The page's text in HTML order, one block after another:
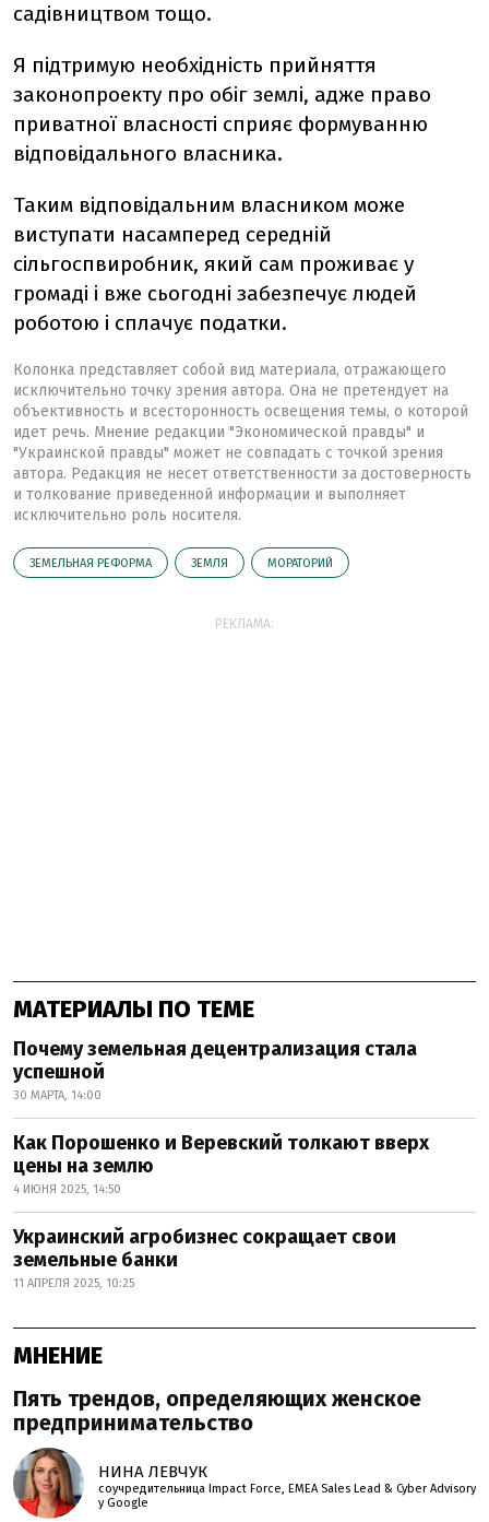
садівництвом тощо.
Я підтримую необхідність прийняття
законопроекту про обіг землі, адже право
приватної власності сприяє формуванню
відповідального власника.
Таким відповідальним власником може
виступати насамперед середній
сільгоспвиробник, який сам проживає у
громаді і вже сьогодні забезпечує людей
роботою і сплачує податки.
Колонка представляет собой вид материала, отражающего
исключительно точку зрения автора. Она не претендует на
объективность и всесторонность освещения темы, о которой
идет речь. Мнение редакции "Экономической правды" и
"Украинской правды" может не совпадать с точкой зрения
автора. Редакция не несет ответственности за достоверность
и толкование приведенной информации и выполняет
исключительно роль носителя.
ЗЕМЕЛЬНАЯ РЕФОРМА ЗЕМЛЯ МОРАТОРИЙ
РЕКЛАМА:
МАТЕРИАЛЫ ПО ТЕМЕ
Почему земельная децентрализация стала
успешной
30 МАРТА, 14:00
Как Порошенко и Веревский толкают вверх
цены на землю
4 ИЮНЯ 2025, 14:50
Украинский агробизнес сокращает свои
земельные банки
11 АПРЕЛЯ 2025, 10:25
МНЕНИЕ
Пять трендов, определяющих женское
предпринимательство
НИНА ЛЕВЧУК
соучредительница Impact Force, EMEA Sales Lead & Cyber Advisory
у Google